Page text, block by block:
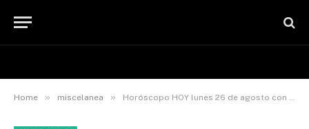
Home » miscelanea » Horóscopo HOY lunes 26 de agosto con las predicciones de Carmen Briceño según tu signo